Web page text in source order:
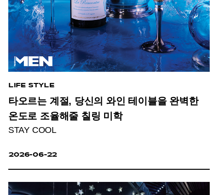
LIFE STYLE
타오르는 계절, 당신의 와인 테이블을 완벽한
온도로 조율해줄 칠링 미학
STAY COOL
2026-06-22